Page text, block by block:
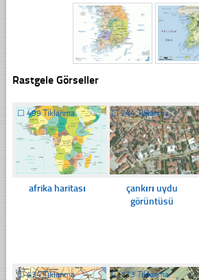
Rastgele Görseller
☐ 499 Tıklanma
afrika haritası
☐244 Tıklanma
çankırı uydu
görüntüsü
☐434 Tıklanma ☐173 Tıklanma